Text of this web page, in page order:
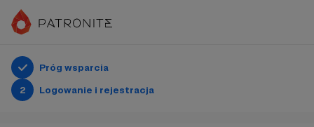
Próg wsparcia
2
Logowanie i rejestracja